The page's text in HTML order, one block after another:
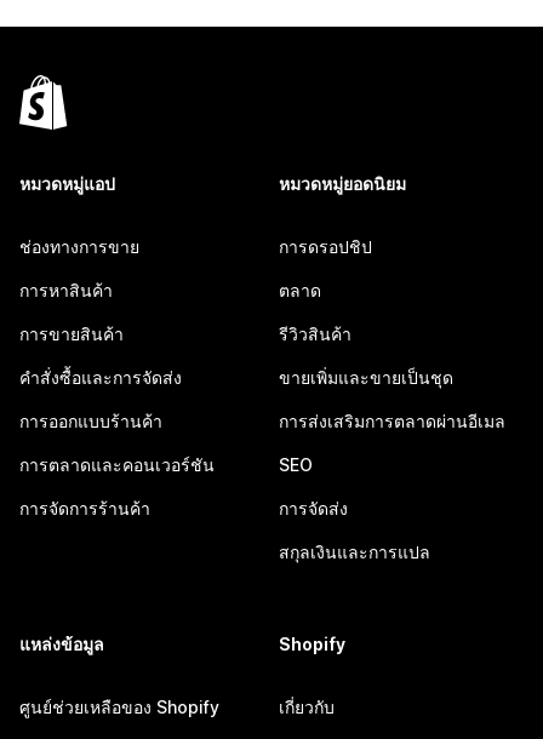
หมวดหมู่แอป
ช่องทางการขาย
การหาสินค้า
การขายสินค้า
คำสั่งซื้อและการจัดส่ง
การออกแบบร้านค้า
การตลาดและคอนเวอร์ชัน
การจัดการร้านค้า
หมวดหมู่ยอดนิยม
การดรอปชิป
ตลาด
รีวิวสินค้า
ขายเพิ่มและขายเป็นชุด
การส่งเสริมการตลาดผ่านอีเมล
SEO
การจัดส่ง
สกุลเงินและการแปล
แหล่งข้อมูล
ศูนย์ช่วยเหลือของ Shopify
Shopify
เกี่ยวกับ